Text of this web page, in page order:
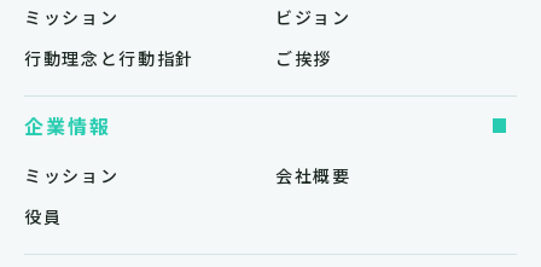
ミッション
ビジョン
行動理念と行動指針
ご挨拶
企業情報
ミッション
会社概要
役員